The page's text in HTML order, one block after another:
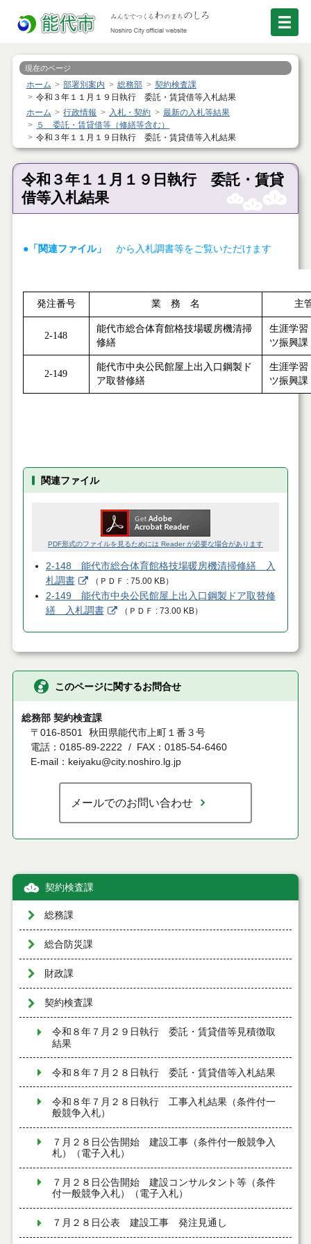
現在のページ
ホーム 部署別案内 総務部
契約検査課
令和３年１１月１９日執行 委託・賃貸借等入札結果
ホーム
行政情報 入札・契約
最新の入札等結果
５ 委託・賃貸借等（修繕等含む）
令和３年１１月１９日執行 委託・賃貸借等入札結果
令和３年１１月１９日執行 委託・賃貸
借等入札結果
●「関連ファイル」 から入札調書等をご覧いただけます
発注番号 業 務 名 主
2-148
能代市総合体育館格技場暖房機清掃
修繕
生涯学習
ツ振興課
2-149
能代市中央公民館屋上出入口鋼製ド
ア取替修繕
生涯学習
ツ振興課
関連ファイル
PDF形式のファイルを見るためには Reader が必要な場合があります
2-148 能代市総合体育館格技場暖房機清掃修繕 入
札調書
（ ＰＤＦ 75.00 KB）
2-149 能代市中央公民館屋上出入口鋼製ドア取替修
繕 入札調書
（ ＰＤＦ 73.00 KB）
このページに関するお問合せ
総務部 契約検査課
〒016-8501 秋田県能代市上町１番３号
電話：0185-89-2222
FAX：0185-54-6460
E-mail：keiyaku@city.noshiro.lg.jp
メールでのお問い合わせ
契約検査課
総務課
総合防災課
財政課
契約検査課
令和８年７月２９日執行 委託・賃貸借等見積徴取
結果
令和８年７月２８日執行 委託・賃貸借等入札結果
令和８年７月２８日執行 工事入札結果（条件付一
般競争入札）
７月２８日公告開始 建設工事（条件付一般競争入
札）（電子入札）
７月２８日公告開始 建設コンサルタント等（条件
付一般競争入札）（電子入札）
７月２８日公表 建設工事 発注見通し